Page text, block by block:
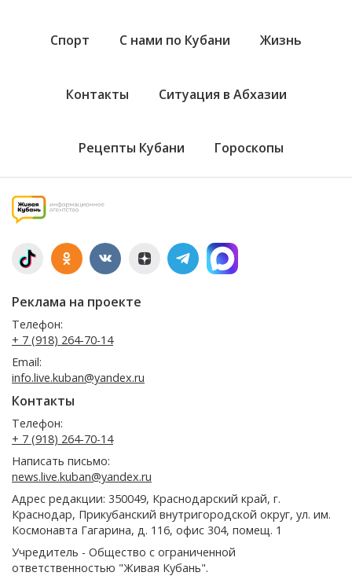
Спорт С нами по Кубани Жизнь
Контакты Ситуация в Абхазии
Рецепты Кубани Гороскопы
Реклама на проекте
Телефон:
+ 7 (918) 264-70-14
Email:
info.live.kuban@yandex.ru
Контакты
Телефон:
+ 7 (918) 264-70-14
Написать письмо:
news.live.kuban@yandex.ru
Адрес редакции: 350049, Краснодарский край, г.
Краснодар, Прикубанский внутригородской округ, ул. им.
Космонавта Гагарина, д. 116, офис 304, помещ. 1
Учредитель - Общество с ограниченной
ответственностью "Живая Кубань".